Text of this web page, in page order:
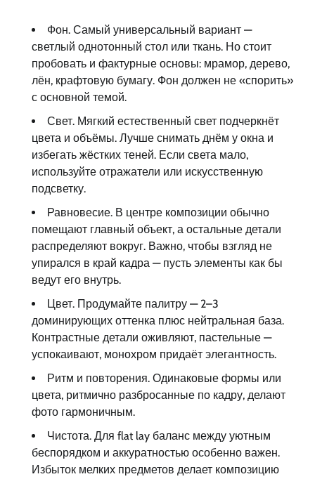
Фон. Самый универсальный вариант —
светлый однотонный стол или ткань. Но стоит
пробовать и фактурные основы: мрамор, дерево,
лён, крафтовую бумагу. Фон должен не «спорить»
с основной темой.
Свет. Мягкий естественный свет подчеркнёт
цвета и объёмы. Лучше снимать днём у окна и
избегать жёстких теней. Если света мало,
используйте отражатели или искусственную
подсветку.
Равновесие. В центре композиции обычно
помещают главный объект, а остальные детали
распределяют вокруг. Важно, чтобы взгляд не
упирался в край кадра — пусть элементы как бы
ведут его внутрь.
Цвет. Продумайте палитру — 2–3
доминирующих оттенка плюс нейтральная база.
Контрастные детали оживляют, пастельные —
успокаивают, монохром придаёт элегантность.
Ритм и повторения. Одинаковые формы или
цвета, ритмично разбросанные по кадру, делают
фото гармоничным.
Чистота. Для flat lay баланс между уютным
беспорядком и аккуратностью особенно важен.
Избыток мелких предметов делает композицию